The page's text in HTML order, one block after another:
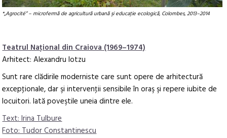
*„Agrocité” – microfermă de agricultură urbană şi educaţie ecologică, Colombes, 2013–2014
Teatrul Naţional din Craiova (1969–1974)
Arhitect: Alexandru Iotzu
Sunt rare clădirile moderniste care sunt opere de arhitectură
excepţionale, dar şi intervenţii sensibile în oraş şi repere iubite de
locuitori. Iată poveştile uneia dintre ele.
Text: Irina Tulbure
Foto: Tudor Constantinescu